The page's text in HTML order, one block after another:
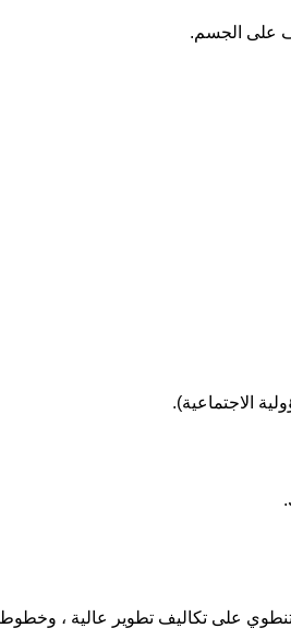
على الجسم.
تنطوي على تكاليف تطوير عالية ،